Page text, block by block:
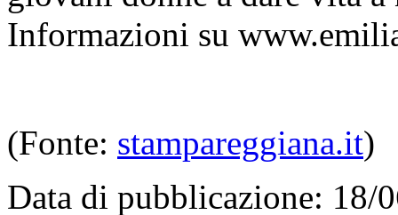
Informazioni su
(Fonte: stampareggiana.it)
Data di pubblicazione: 18/